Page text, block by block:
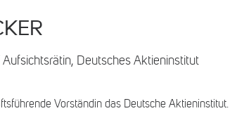
Deutsches Aktieninstitut
Vorständin das Deutsche Aktieninstitut.